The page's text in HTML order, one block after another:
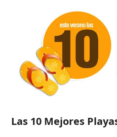
Las 10 Mejores